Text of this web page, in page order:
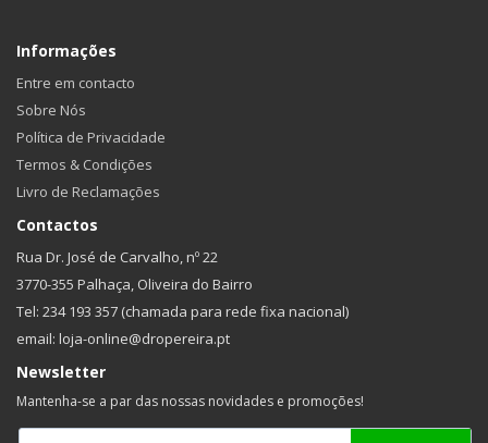
Informações
Entre em contacto
Sobre Nós
Política de Privacidade
Termos & Condições
Livro de Reclamações
Contactos
Rua Dr. José de Carvalho, nº 22
3770-355 Palhaça, Oliveira do Bairro
Tel: 234 193 357 (chamada para rede fixa nacional)
email: loja-online@dropereira.pt
Newsletter
Mantenha-se a par das nossas novidades e promoções!